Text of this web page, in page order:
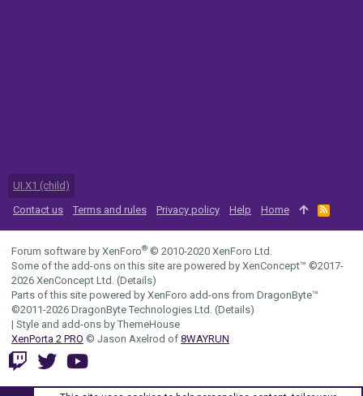
UI.X1 (child)
Contact us
Terms and rules Privacy policy Help Home
R
S
Forum software by XenForo® © 2010-2020 XenForo Ltd.
Some of the add-ons on this site are powered by XenConcept™ ©2017-
2026 XenConcept Ltd. (Details)
Parts of this site powered by XenForo add-ons from DragonByte™
©2011-2026 DragonByte Technologies Ltd. (Details)
| Style and add-ons by ThemeHouse
XenPorta 2 PRO © Jason Axelrod of 8WAYRUN